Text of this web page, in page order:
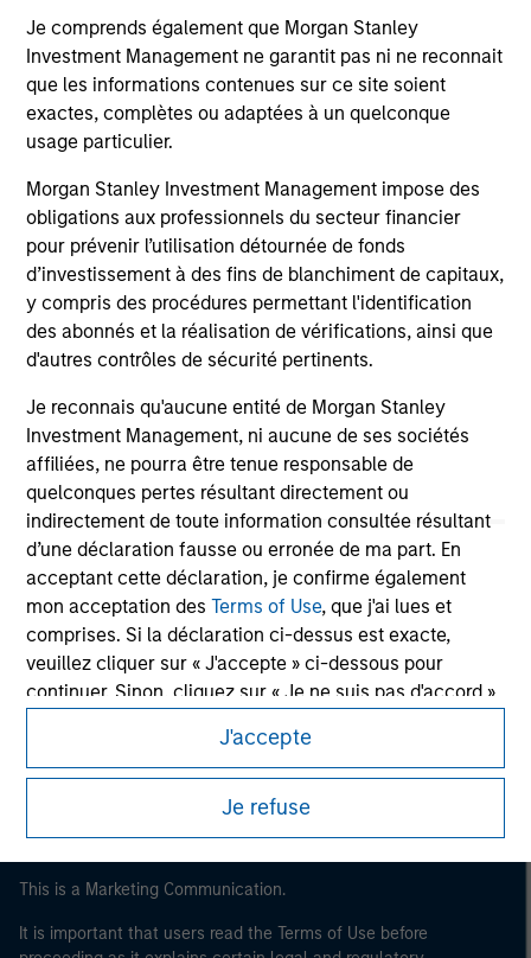
Je comprends également que Morgan Stanley
Investment Management ne garantit pas ni ne reconnait
que les informations contenues sur ce site soient
exactes, complètes ou adaptées à un quelconque
usage particulier.
Morgan Stanley Investment Management impose des
obligations aux professionnels du secteur financier
pour prévenir l’utilisation détournée de fonds
d’investissement à des fins de blanchiment de capitaux,
y compris des procédures permettant l'identification
des abonnés et la réalisation de vérifications, ainsi que
d'autres contrôles de sécurité pertinents.
Je reconnais qu'aucune entité de Morgan Stanley
Investment Management, ni aucune de ses sociétés
affiliées, ne pourra être tenue responsable de
quelconques pertes résultant directement ou
indirectement de toute information consultée résultant
d’une déclaration fausse ou erronée de ma part. En
acceptant cette déclaration, je confirme également
mon acceptation desTerms of Use, que j'ai lues et
comprises. Si la déclaration ci-dessus est exacte,
veuillez cliquer sur « J'accepte » ci-dessous pour
continuer. Sinon, cliquez sur « Je ne suis pas d'accord »
* UnInvestisseur professionnelpeut désigner (tel
qu’interprété à l’annexe II, partie I, de la directive
2014/65/UE (« MiFID »)) : (a) un établissement de crédit,
une société d'investissement, une institution financière
autorisée et réglementée, une compagnie d'assurance,
gestion de cet organisme, un fonds de pension ou la
J'accepte
Je refuse
The information on this page is for informational
purposes only. The information contained herein does
not constitute and should not be construed as an
offering of advisory services or an offer to sell or a
solicitation of an offer to buy any securities in any
jurisdiction in which such offer or solicitation,
securities, insurance or other laws of such jurisdiction.
All investing involves risks, including a loss of principal.
Please refer to the strategy detail page for important
information on the strategy, including additional risk
considerations.
Morgan Stanley
Morgan Stanley Careers
This is a Marketing Communication.
It is important that users read the Terms of Use before